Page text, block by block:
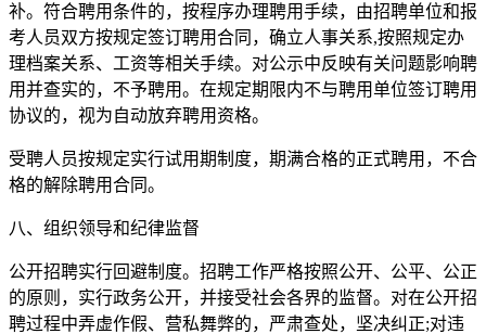
补。符合聘用条件的，按程序办理聘用手续，由招聘单位和报
考人员双方按规定签订聘用合同，确立人事关系,按照规定办
理档案关系、工资等相关手续。对公示中反映有关问题影响聘
用并查实的，不予聘用。在规定期限内不与聘用单位签订聘用
协议的，视为自动放弃聘用资格。
受聘人员按规定实行试用期制度，期满合格的正式聘用，不合
格的解除聘用合同。
八、组织领导和纪律监督
公开招聘实行回避制度。招聘工作严格按照公开、公平、公正
的原则，实行政务公开，并接受社会各界的监督。对在公开招
聘过程中弄虚作假、营私舞弊的，严肃查处，坚决纠正;对违